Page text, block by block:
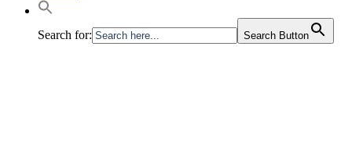
Search for: Search Button